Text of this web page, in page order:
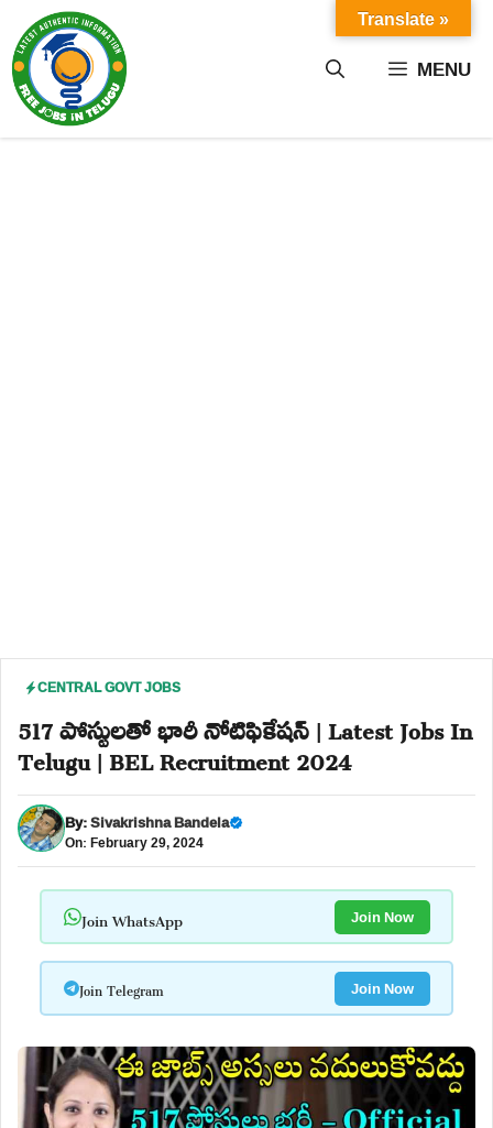
content MENU
CENTRAL GOVT JOBS
517 పోస్టులతో భారీ నోటిఫికేషన్ | Latest Jobs In
Telugu | BEL Recruitment 2024
By:Sivakrishna Bandela
On: February 29, 2024
Join WhatsApp Join Now
Join Telegram Join Now
Translate »